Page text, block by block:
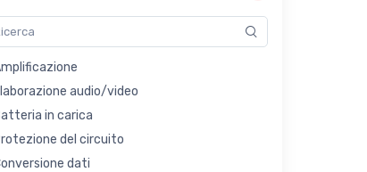
audio/video
in carica
del circuito
dati